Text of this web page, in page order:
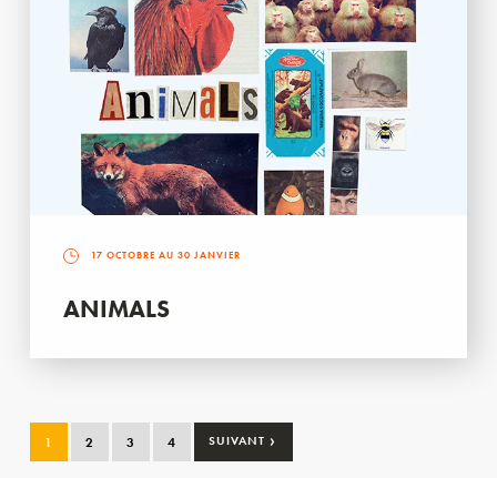
17 OCTOBRE AU 30 JANVIER
ANIMALS
1 2 3 4 SUIVANT ›